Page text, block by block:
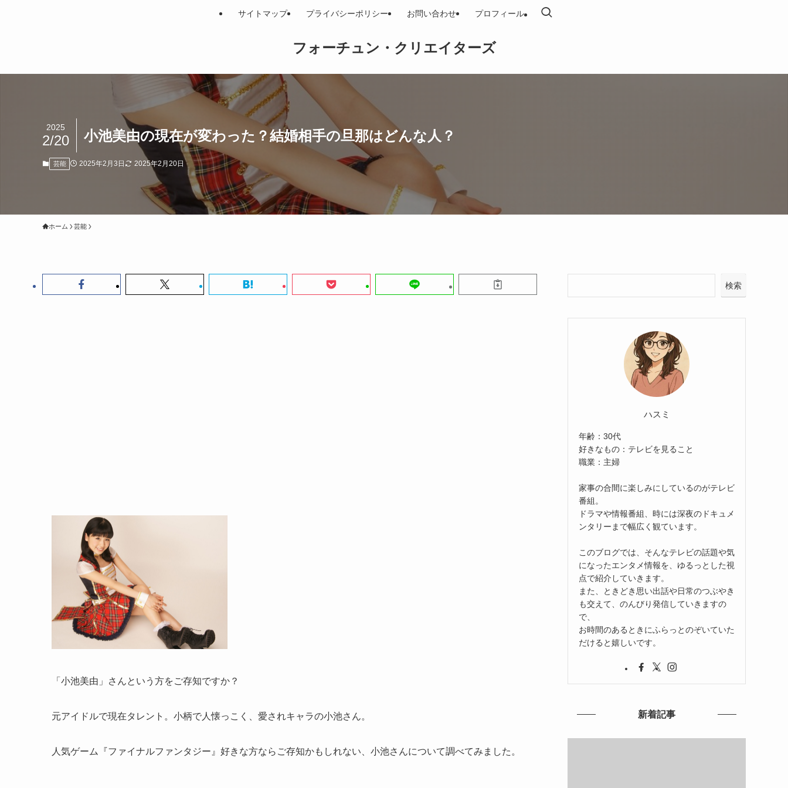
フォーチュン・クリエイターズ
サイトマップ プライバシーポリシー お問い合わせ プロフィール
小池美由の現在が変わった？結婚相手の旦那はどんな人？
2025
2/20
芸能 2025年2月3日 2025年2月20日
ホーム 芸能
「小池美由」さんという方をご存知ですか？
元アイドルで現在タレント。小柄で人懐っこく、愛されキャラの小池さん。
人気ゲーム『ファイナルファンタジー』好きな方ならご存知かもしれない、小池さんについて調べてみました。
検索
ハスミ
年齢：30代
好きなもの：テレビを見ること
職業：主婦
家事の合間に楽しみにしているのがテレビ
番組。
ドラマや情報番組、時には深夜のドキュメ
ンタリーまで幅広く観ています。
このブログでは、そんなテレビの話題や気
になったエンタメ情報を、ゆるっとした視
点で紹介していきます。
また、ときどき思い出話や日常のつぶやき
も交えて、のんびり発信していきますの
で、
お時間のあるときにふらっとのぞいていた
だけると嬉しいです。
新着記事